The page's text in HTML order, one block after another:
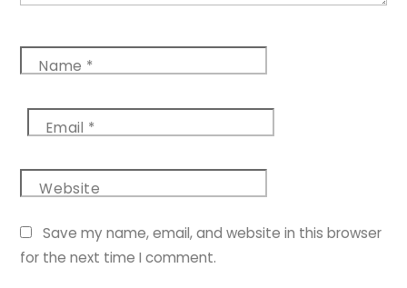
Name *
Email *
Website
Save my name, email, and website in this browser
for the next time I comment.